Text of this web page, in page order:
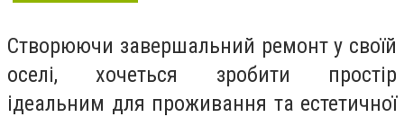
Створюючи завершальний ремонт у своїй
оселі, хочеться зробити простір
ідеальним для проживання та естетичної